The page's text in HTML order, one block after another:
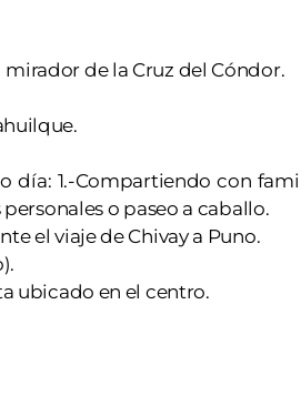
de la Cruz del Cóndor.
día: 1.-Compartiendo con
o paseo a caballo.
el viaje de Chivay a Puno.
ubicado en el centro.